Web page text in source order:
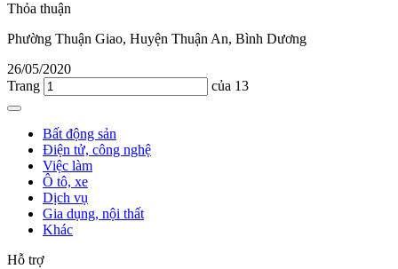
Thỏa thuận
Phường Thuận Giao, Huyện Thuận An, Bình Dương
26/05/2020
Trang
của 13
Bất động sản
Điện tử, công nghệ
Việc làm
Ô tô, xe
Dịch vụ
Gia dụng, nội thất
Khác
Hỗ trợ